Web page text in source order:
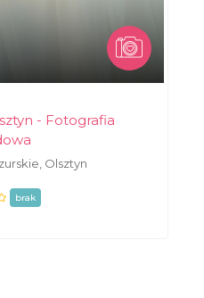
- Fotografia
Olsztyn
brak